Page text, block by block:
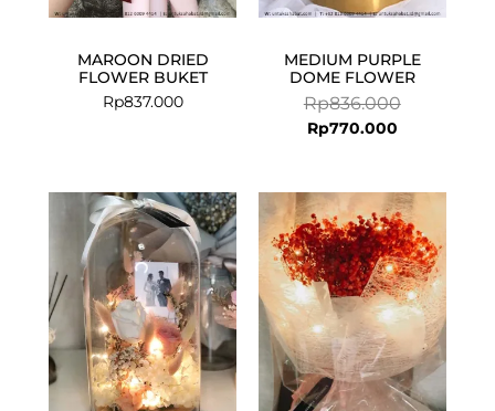
MAROON DRIED
FLOWER BUKET
Rp837.000
MEDIUM PURPLE
DOME FLOWER
Rp836.000
Rp770.000
Original
price
was:
Rp1.463.000.
Current
price
is:
Rp1.420.000.